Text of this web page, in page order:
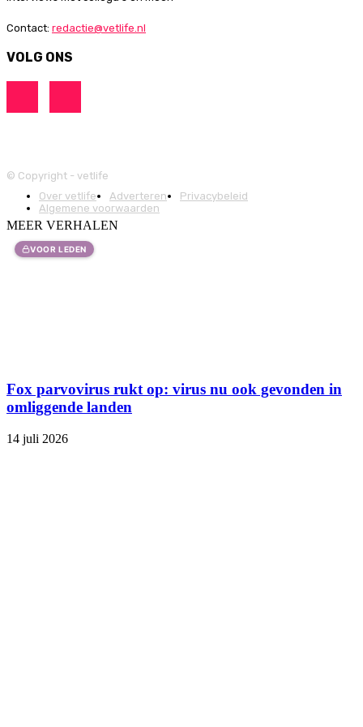
Contact: redactie@vetlife.nl
VOLG ONS
© Copyright - vetlife
Over vetlife
Adverteren
Privacybeleid
Algemene voorwaarden
MEER VERHALEN
VOOR LEDEN
Fox parvovirus rukt op: virus nu ook gevonden in
omliggende landen
14 juli 2026